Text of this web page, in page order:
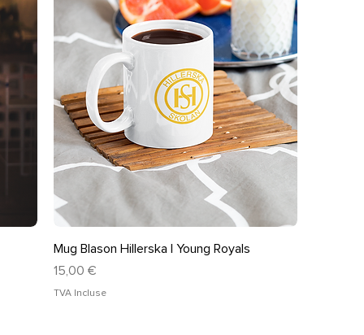
Aperçu rapide
Mug Blason Hillerska | Young Royals
Prix
15,00 €
TVA Incluse